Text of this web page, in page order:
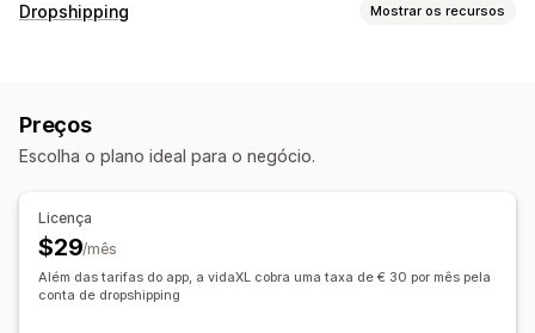
Dropshipping Mostrar os recursos
Arte e artesanato
Produtos para bebês Produtos esportivos
Locais para aquisição de produtos
Alemanha
Dinamarca
Espanha
Estados Unidos
Preços
Escolha o plano ideal para o negócio.
Licença
$29/mês
Além das tarifas do app, a vidaXL cobra uma taxa de € 30 por mês pela
conta de dropshipping